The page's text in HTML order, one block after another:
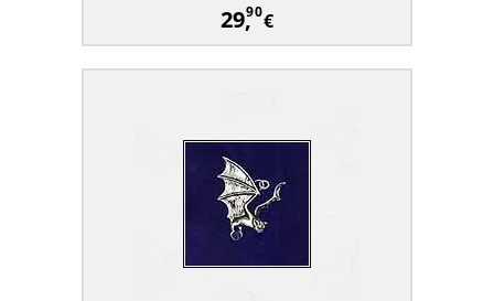
29,90€